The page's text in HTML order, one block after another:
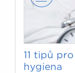
11 tipů
hygiena